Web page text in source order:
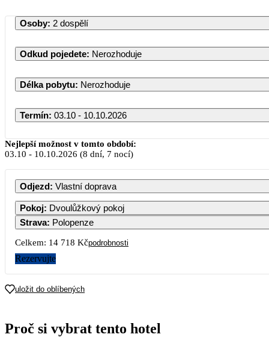
Osoby: 2 dospělí
Odkud pojedete: Nerozhoduje
Délka pobytu: Nerozhoduje
Termín: 03.10 - 10.10.2026
Nejlepší možnost v tomto období:
03.10 - 10.10.2026 (8 dní, 7 nocí)
Odjezd: Vlastní doprava
Pokoj: Dvoulůžkový pokoj
Strava: Polopenze
Celkem: 14 718 Kčpodrobnosti
Rezervujte
uložit do oblíbených
Proč si vybrat tento hotel